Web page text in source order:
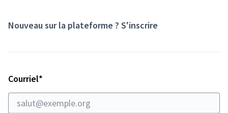
Nouveau sur la plateforme ? S'inscrire
Courriel*